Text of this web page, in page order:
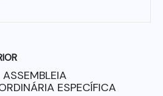
ASSEMBLEIA
ESPECÍFICA